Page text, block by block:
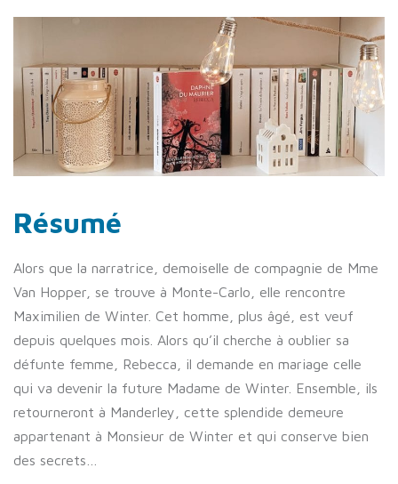
Résumé
Alors que la narratrice, demoiselle de compagnie de Mme
Van Hopper, se trouve à Monte-Carlo, elle rencontre
Maximilien de Winter. Cet homme, plus âgé, est veuf
depuis quelques mois. Alors qu’il cherche à oublier sa
défunte femme, Rebecca, il demande en mariage celle
qui va devenir la future Madame de Winter. Ensemble, ils
retourneront à Manderley, cette splendide demeure
appartenant à Monsieur de Winter et qui conserve bien
des secrets…